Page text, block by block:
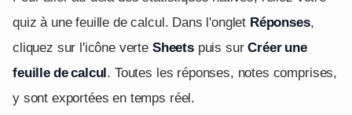
quiz à une feuille de calcul. Dans l'onglet Réponses,
cliquez sur l'icône verte Sheetspuis surCréer une
feuille de calcul. Toutes les réponses, notes comprises,
y sont exportées en temps réel.